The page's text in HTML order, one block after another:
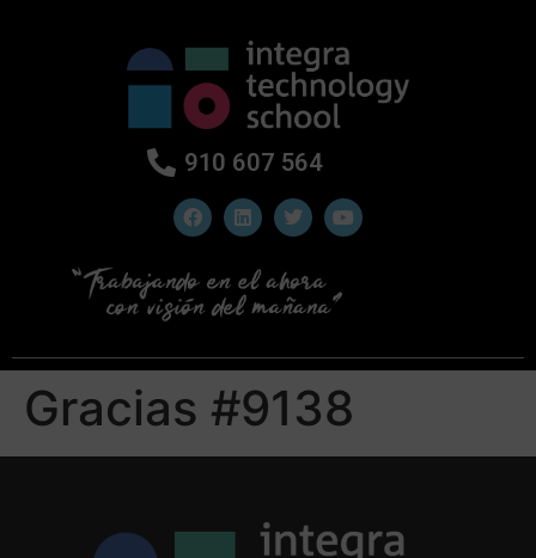
910 607 564
Gracias #9138